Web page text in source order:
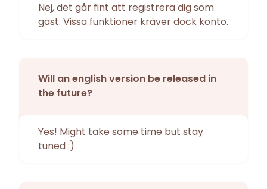
Nej, det går fint att registrera dig som
gäst. Vissa funktioner kräver dock konto.
Will an english version be released in
the future?
Yes! Might take some time but stay
tuned :)